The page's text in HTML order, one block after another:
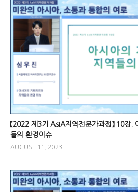
【2022 제3기 AsIA지역전문가과정】 10강.
들의 환경이슈
AUGUST 11, 2023